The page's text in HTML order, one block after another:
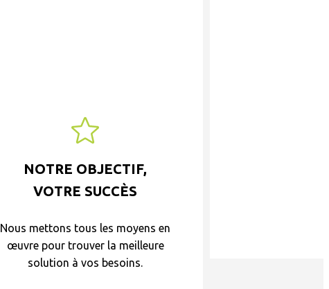
NOTRE OBJECTIF,
VOTRE SUCCÈS
Nous mettons tous les moyens en
œuvre pour trouver la meilleure
solution à vos besoins.